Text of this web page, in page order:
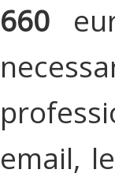
660
email, le